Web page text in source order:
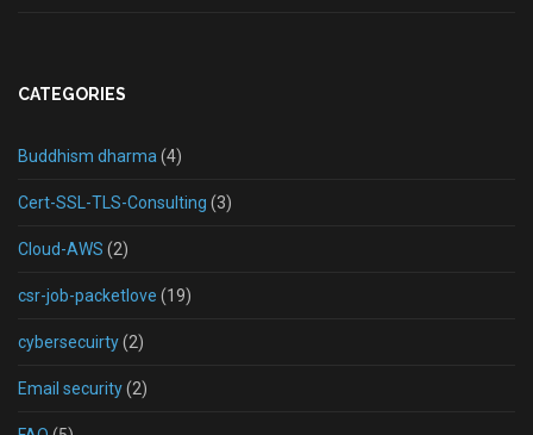
CATEGORIES
Buddhism dharma (4)
Cert-SSL-TLS-Consulting (3)
Cloud-AWS (2)
csr-job-packetlove (19)
cybersecuirty(2)
Email security(2)